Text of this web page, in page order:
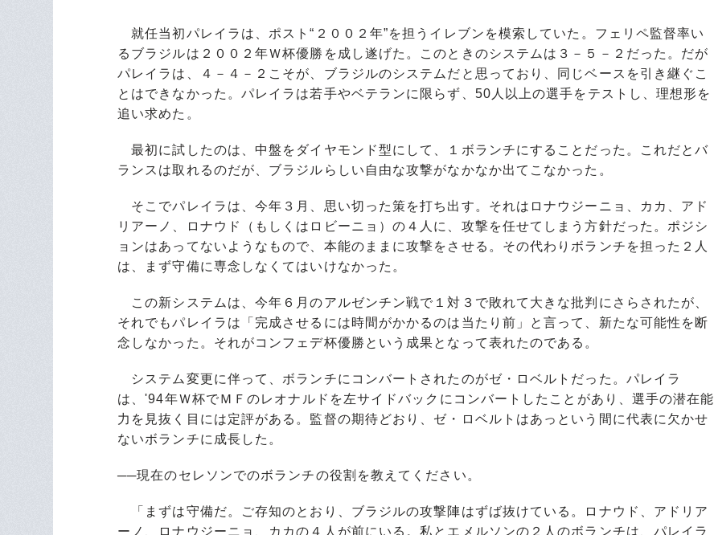
就任当初パレイラは、ポスト“２００２年”を担うイレブンを模索していた。フェリペ監督率い
るブラジルは２００２年Ｗ杯優勝を成し遂げた。このときのシステムは３－５－２だった。だが
パレイラは、４－４－２こそが、ブラジルのシステムだと思っており、同じベースを引き継ぐこ
とはできなかった。パレイラは若手やベテランに限らず、50人以上の選手をテストし、理想形を
追い求めた。
最初に試したのは、中盤をダイヤモンド型にして、１ボランチにすることだった。これだとバ
ランスは取れるのだが、ブラジルらしい自由な攻撃がなかなか出てこなかった。
そこでパレイラは、今年３月、思い切った策を打ち出す。それはロナウジーニョ、カカ、アド
リアーノ、ロナウド（もしくはロビーニョ）の４人に、攻撃を任せてしまう方針だった。ポジシ
ョンはあってないようなもので、本能のままに攻撃をさせる。その代わりボランチを担った２人
は、まず守備に専念しなくてはいけなかった。
この新システムは、今年６月のアルゼンチン戦で１対３で敗れて大きな批判にさらされたが、
それでもパレイラは「完成させるには時間がかかるのは当たり前」と言って、新たな可能性を断
念しなかった。それがコンフェデ杯優勝という成果となって表れたのである。
システム変更に伴って、ボランチにコンバートされたのがゼ・ロベルトだった。パレイラ
は、'94年Ｗ杯でＭＦのレオナルドを左サイドバックにコンバートしたことがあり、選手の潜在能
力を見抜く目には定評がある。監督の期待どおり、ゼ・ロベルトはあっという間に代表に欠かせ
ないボランチに成長した。
──現在のセレソンでのボランチの役割を教えてください。
「まずは守備だ。ご存知のとおり、ブラジルの攻撃陣はずば抜けている。ロナウド、アドリア
ーノ、ロナウジーニョ、カカの４人が前にいる。私とエメルソンの２人のボランチは、パレイラ